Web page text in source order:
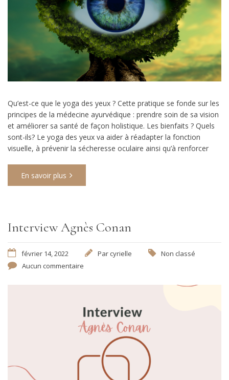
Qu’est-ce que le yoga des yeux ? Cette pratique se fonde sur les
principes de la médecine ayurvédique : prendre soin de sa vision
et améliorer sa santé de façon holistique. Les bienfaits ? Quels
sont-ils? Le yoga des yeux va aider à réadapter la fonction
visuelle, à prévenir la sécheresse oculaire ainsi qu’à renforcer
En savoir plus
Interview Agnès Conan
février 14, 2022 Par cyrielle
Non classé
Aucun commentaire